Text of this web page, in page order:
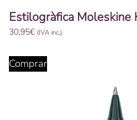
Estilogràfica Moleskine
30,95€ (IVA inc.)
Comprar